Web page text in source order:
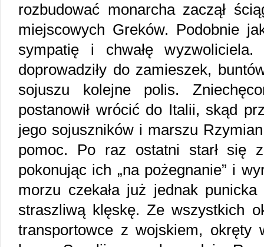
rozbudować monarcha zaczął
miejscowych Greków. Podobnie
sympatię i chwałę
doprowadziły do zamieszek,
sojuszu kolejne polis.
postanowił wrócić do Italii, skąd
jego sojuszników i marszu
pomoc. Po raz ostatni starł się
pokonując ich „na pożegnanie” i
morzu czekała już jednak
straszliwą klęskę. Ze wszystkich
transportowce z wojskiem, okręty